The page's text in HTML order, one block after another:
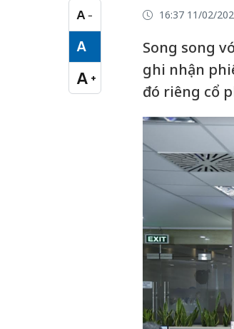
A −
Cỡ chữ nhỏ
A
Cỡ chữ vừa
A +
Cỡ chữ lớn
16:37 11/02/
Song song
ghi nhận
đó riêng cổ